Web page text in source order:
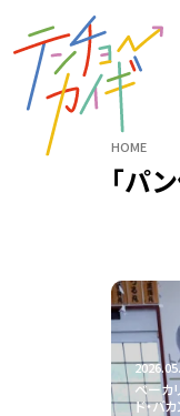
HOME
「パ
ベーカ
ド・バカ